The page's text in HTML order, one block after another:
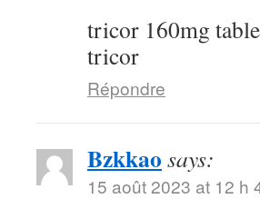
tricor 160mg
tricor
Répondre
Bzkkao says:
15 août 2023 at 12 h